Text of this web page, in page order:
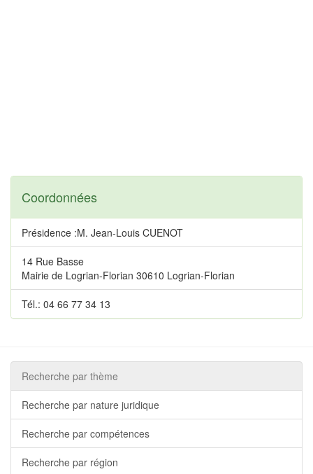
Coordonnées
Présidence :M. Jean-Louis CUENOT
14 Rue Basse
Mairie de Logrian-Florian 30610 Logrian-Florian
Tél.: 04 66 77 34 13
Recherche par thème
Recherche par nature juridique
Recherche par compétences
Recherche par région